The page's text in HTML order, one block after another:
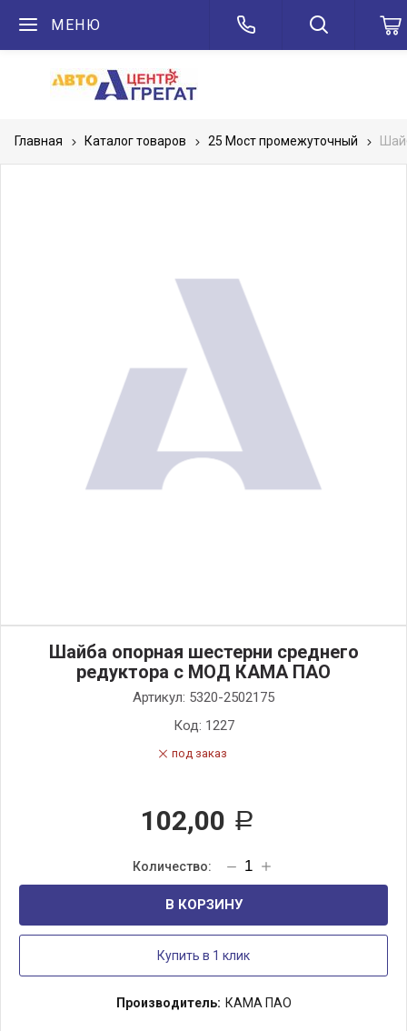
МЕНЮ
Главная Каталог товаров 25 Мост промежуточный
Шайба опорная шестерни среднего
редуктора с МОД КАМА ПАО
Артикул: 5320-2502175
Код: 1227
под заказ
102,00 Р
В КОРЗИНУ
Купить в 1 клик
Производитель: КАМА ПАО